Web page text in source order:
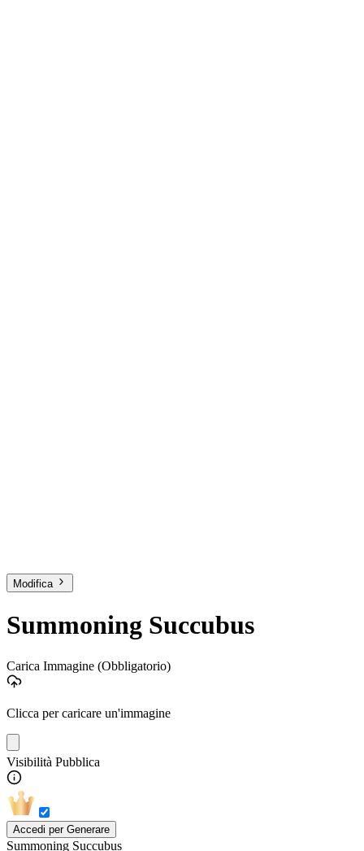
Modifica
Summoning Succubus
Carica Immagine (Obbligatorio)
Clicca per caricare un'immagine
Visibilità Pubblica
Accedi per Generare
Summoning Succubus